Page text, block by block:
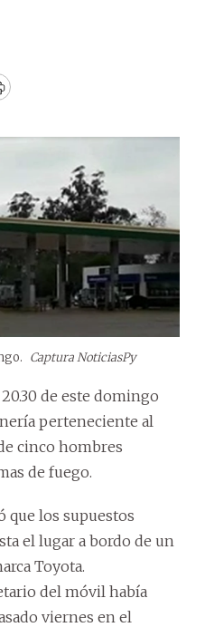
Captura NoticiasPy
de este domingo
perteneciente al
cinco hombres
de fuego.
los supuestos
el lugar a bordo de un
Toyota.
del móvil había
viernes en el